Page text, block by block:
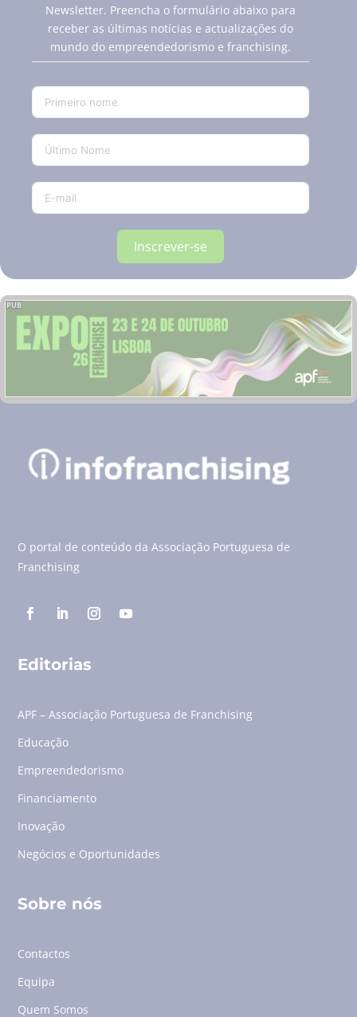
Newsletter. Preencha o formulário abaixo para
receber as últimas notícias e actualizações do
mundo do empreendedorismo e franchising.
Inscrever-se
PUB
O portal de conteúdo da Associação Portuguesa de
Franchising
Editorias
APF – Associação Portuguesa de Franchising
Educação
Empreendedorismo
Financiamento
Inovação
Negócios e Oportunidades
Sobre nós
Contactos
Equipa
Quem Somos